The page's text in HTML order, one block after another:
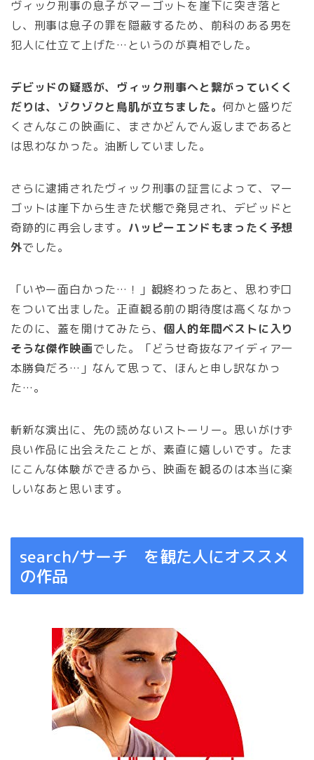
ヴィック刑事の息子がマーゴットを崖下に突き落と
し、刑事は息子の罪を隠蔽するため、前科のある男を
犯人に仕立て上げた…というのが真相でした。
デビッドの疑惑が、ヴィック刑事へと繋がっていくく
だりは、ゾクゾクと鳥肌が立ちました。 何かと盛りだ
くさんなこの映画に、まさかどんでん返しまであると
は思わなかった。油断していました。
さらに逮捕されたヴィック刑事の証言によって、マー
ゴットは崖下から生きた状態で発見され、デビッドと
奇跡的に再会します。 ハッピーエンドもまったく予想
外でした。
「いやー面白かった…！」観終わったあと、思わず口
をついて出ました。正直観る前の期待度は高くなかっ
たのに、蓋を開けてみたら、個人的年間ベストに入り
そうな傑作映画でした。「どうせ奇抜なアイディア一
本勝負だろ…」なんて思って、ほんと申し訳なかっ
た…。
斬新な演出に、先の読めないストーリー。思いがけず
良い作品に出会えたことが、素直に嬉しいです。たま
にこんな体験ができるから、映画を観るのは本当に楽
しいなあと思います。
search/サーチ を観た人にオススメ
の作品